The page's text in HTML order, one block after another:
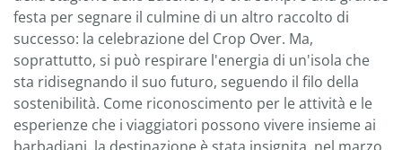
festa per segnare il culmine di un altro raccolto di
successo: la celebrazione del Crop Over. Ma,
soprattutto, si può respirare l'energia di un'isola che
sta ridisegnando il suo futuro, seguendo il filo della
sostenibilità. Come riconoscimento per le attività e le
esperienze che i viaggiatori possono vivere insieme ai